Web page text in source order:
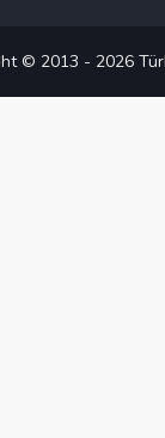
© 2013 - 2026